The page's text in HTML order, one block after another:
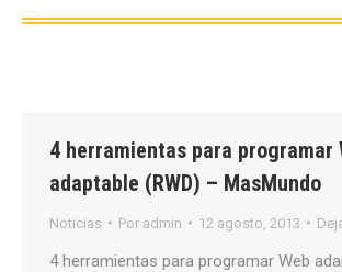
Estás aquí:
4 herramientas para programar
adaptable (RWD) – MasMundo
Noticias Por admin 12 agosto, 2013
4 herramientas para programar Web